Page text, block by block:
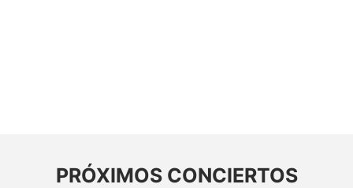
PRÓXIMOS CONCIERTOS